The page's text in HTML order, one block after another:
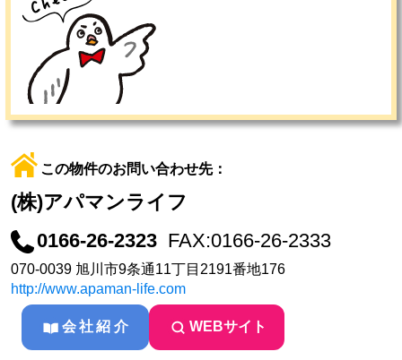
この物件のお問い合わせ先：
(株)アパマンライフ
0166-26-2323 FAX:0166-26-2333
070-0039 旭川市9条通11丁目2191番地176
http://www.apaman-life.com
会社紹介 WEBサイト